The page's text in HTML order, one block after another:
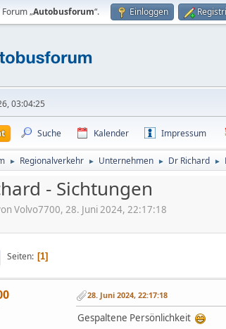
„Autobusforum“. Einloggen
03:04:25
Suche Kalender Impressum
► Regionalverkehr ► Unternehmen ► Dr Richard ►
- Sichtungen
Volvo7700, 28. Juni 2024, 22:17:18
Seiten 1
28. Juni 2024, 22:17:18
Gespaltene Persönlichkeit